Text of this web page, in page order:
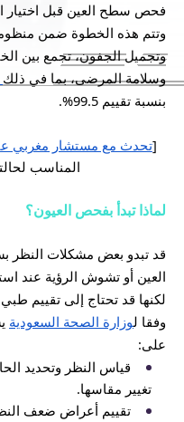
فحص سطح العين قبل اختيار
وتتم هذه الخطوة ضمن
وتجميل الجفون، تجمع بين
وسلامة المرضى، بما في ذلك
بنسبة تقييم 99.5%.
[تحدث مع مستشار مغربي
المناسب
لماذا تبدأ بفحص العيون؟
قد تبدو بعض مشكلات النظر
العين أو تشوش الرؤية عند
لكنها قد تحتاج إلى تقييم
وفقا لوزارة الصحة السعودية
على:
قياس النظر وتحديد
تغيير مقاسها.
تقييم أعراض ضعف